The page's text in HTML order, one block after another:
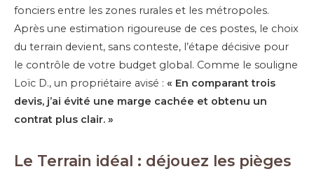
fonciers entre les zones rurales et les métropoles.
Après une estimation rigoureuse de ces postes, le choix
du terrain devient, sans conteste, l’étape décisive pour
le contrôle de votre budget global. Comme le souligne
Loïc D., un propriétaire avisé : « En comparant trois
devis, j’ai évité une marge cachée et obtenu un
contrat plus clair. »
Le Terrain idéal : déjouez les pièges